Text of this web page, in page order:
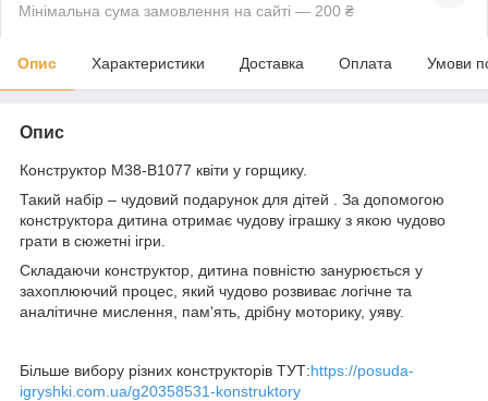
Мінімальна сума замовлення на сайті — 200 ₴
Опис Характеристики Доставка Оплата Умови
Опис
Конструктор M38-B1077 квіти у горщику.
Такий набір – чудовий подарунок для дітей . За допомогою
конструктора дитина отримає чудову іграшку з якою чудово
грати в сюжетні ігри.
Складаючи конструктор, дитина повністю занурюється у
захоплюючий процес, який чудово розвиває логічне та
аналітичне мислення, пам'ять, дрібну моторику, уяву.
Більше вибору різних конструкторів ТУТ:https://posuda-
igryshki.com.ua/g20358531-konstruktory